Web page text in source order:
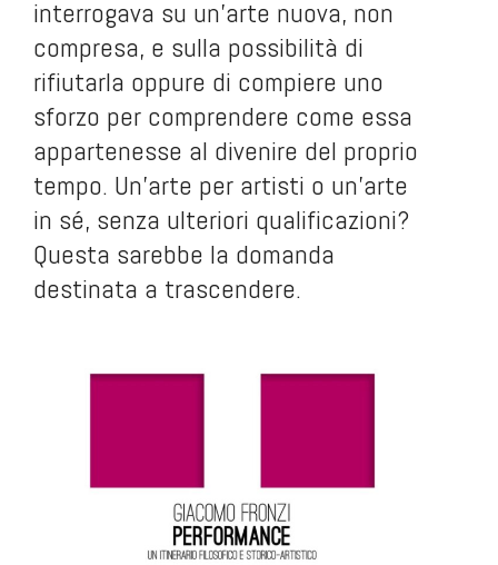
interrogava su un’arte nuova, non
compresa, e sulla possibilità di
rifiutarla oppure di compiere uno
sforzo per comprendere come essa
appartenesse al divenire del proprio
tempo. Un’arte per artisti o un’arte
in sé, senza ulteriori qualificazioni?
Questa sarebbe la domanda
destinata a trascendere.